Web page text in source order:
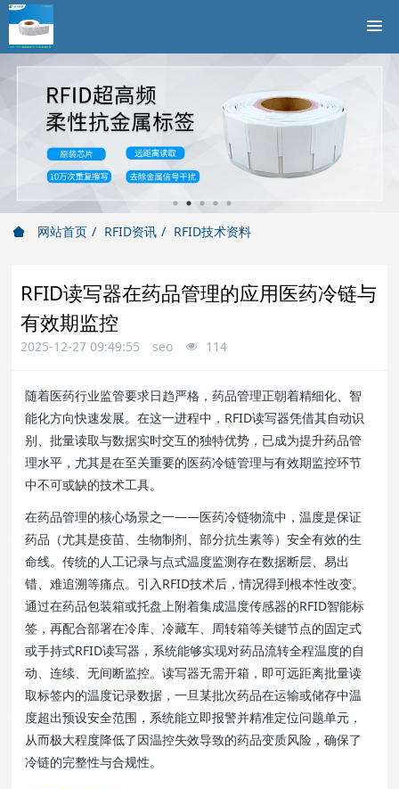
网站首页 RFID资讯 RFID技术资料
RFID读写器在药品管理的应用医药冷链与
有效期监控
2025-12-27 09:49:55 seo 114
随着医药行业监管要求日趋严格，药品管理正朝着精细化、智
能化方向快速发展。在这一进程中，RFID读写器凭借其自动识
别、批量读取与数据实时交互的独特优势，已成为提升药品管
理水平，尤其是在至关重要的医药冷链管理与有效期监控环节
中不可或缺的技术工具。
在药品管理的核心场景之一——医药冷链物流中，温度是保证
药品（尤其是疫苗、生物制剂、部分抗生素等）安全有效的生
命线。传统的人工记录与点式温度监测存在数据断层、易出
错、难追溯等痛点。引入RFID技术后，情况得到根本性改变。
通过在药品包装箱或托盘上附着集成温度传感器的RFID智能标
签，再配合部署在冷库、冷藏车、周转箱等关键节点的固定式
或手持式RFID读写器，系统能够实现对药品流转全程温度的自
动、连续、无间断监控。读写器无需开箱，即可远距离批量读
取标签内的温度记录数据，一旦某批次药品在运输或储存中温
度超出预设安全范围，系统能立即报警并精准定位问题单元，
从而极大程度降低了因温控失效导致的药品变质风险，确保了
冷链的完整性与合规性。